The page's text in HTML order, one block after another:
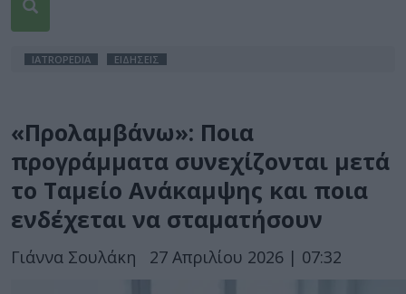
IATROPEDIA ΕΙΔΗΣΕΙΣ
«Προλαμβάνω»: Ποια
προγράμματα συνεχίζονται μετά
το Ταμείο Ανάκαμψης και ποια
ενδέχεται να σταματήσουν
Γιάννα Σουλάκη 27 Απριλίου 2026 | 07:32